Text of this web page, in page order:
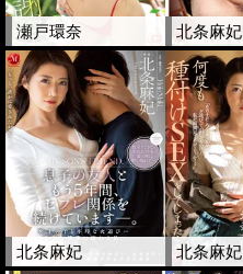
瀬戸環奈 北条麻妃
北条麻妃 北条麻妃